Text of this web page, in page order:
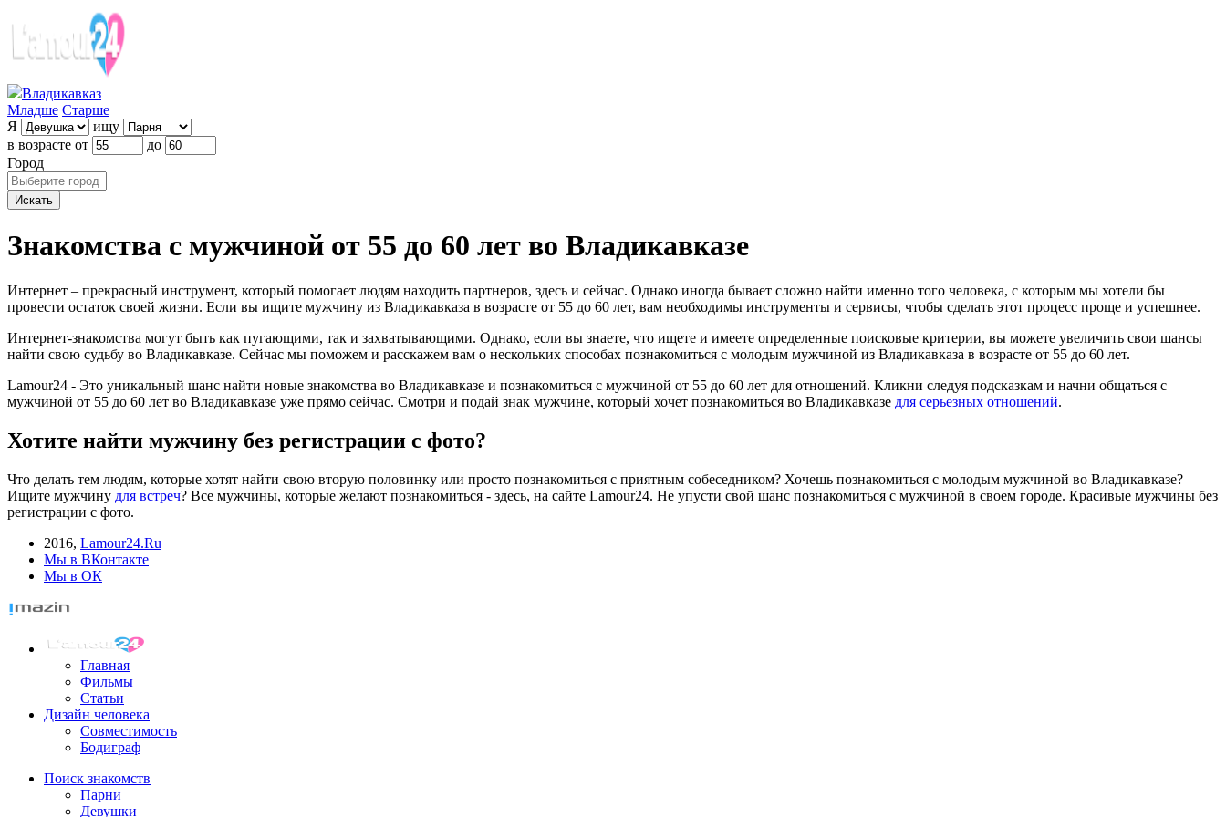
Владикавказ
Младше Старше
Я
ищу
в возрасте от
до
Город
Знакомства с мужчиной от 55 до 60 лет во Владикавказе
Интернет – прекрасный инструмент, который помогает людям находить партнеров, здесь и сейчас. Однако иногда бывает сложно найти именно того человека, с которым мы хотели бы
провести остаток своей жизни. Если вы ищите мужчину из Владикавказа в возрасте от 55 до 60 лет, вам необходимы инструменты и сервисы, чтобы сделать этот процесс проще и успешнее.
Интернет-знакомства могут быть как пугающими, так и захватывающими. Однако, если вы знаете, что ищете и имеете определенные поисковые критерии, вы можете увеличить свои шансы
найти свою судьбу во Владикавказе. Сейчас мы поможем и расскажем вам о нескольких способах познакомиться c молодым мужчиной из Владикавказа в возрасте от 55 до 60 лет.
Lamour24 - Это уникальный шанс найти новые знакомства во Владикавказе и познакомиться с мужчиной от 55 до 60 лет для отношений. Кликни следуя подсказкам и начни общаться с
мужчиной от 55 до 60 лет во Владикавказе уже прямо сейчас. Смотри и подай знак мужчине, который хочет познакомиться во Владикавказе для серьезных отношений.
Хотите найти мужчину без регистрации с фото?
Что делать тем людям, которые хотят найти свою вторую половинку или просто познакомиться с приятным собеседником? Хочешь познакомиться c молодым мужчиной во Владикавказе?
Ищите мужчину для встреч? Все мужчины, которые желают познакомиться - здесь, на сайте Lamour24. Не упусти свой шанс познакомиться с мужчиной в своем городе. Красивые мужчины без
регистрации с фото.
2016, Lamour24.Ru
Мы в ВКонтакте
Мы в ОК
Главная
Фильмы
Статьи
Дизайн человека
Совместимость
Бодиграф
Поиск знакомств
Парни
Девушки